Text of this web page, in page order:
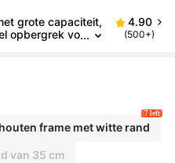
grote capaciteit,
opbergrek vo
4.90
(500+)
frame met witte rand
7 left
van 35 cm